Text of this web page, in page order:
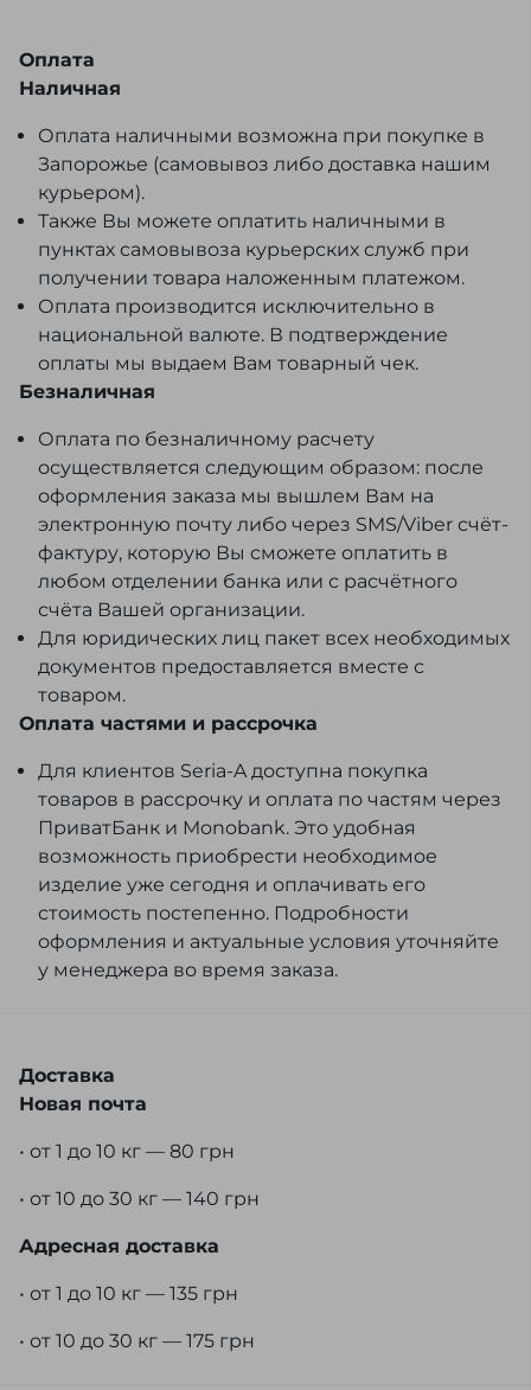
Оплата
Наличная
Оплата наличными возможна при покупке в
Запорожье (самовывоз либо доставка нашим
курьером).
Также Вы можете оплатить наличными в
пунктах самовывоза курьерских служб при
получении товара наложенным платежом.
Оплата производится исключительно в
национальной валюте. В подтверждение
оплаты мы выдаем Вам товарный чек.
Безналичная
Оплата по безналичному расчету
осуществляется следующим образом: после
оформления заказа мы вышлем Вам на
электронную почту либо через SMS/Viber счёт-
фактуру, которую Вы сможете оплатить в
любом отделении банка или с расчётного
счёта Вашей организации.
Для юридических лиц пакет всех необходимых
документов предоставляется вместе с
товаром.
Оплата частями и рассрочка
Для клиентов Seria-A доступна покупка
товаров в рассрочку и оплата по частям через
ПриватБанк и Monobank. Это удобная
возможность приобрести необходимое
изделие уже сегодня и оплачивать его
стоимость постепенно. Подробности
оформления и актуальные условия уточняйте
у менеджера во время заказа.
Доставка
Новая почта
• от 1 до 10 кг — 80 грн
• от 10 до 30 кг — 140 грн
Адресная доставка
• от 1 до 10 кг — 135 грн
• от 10 до 30 кг — 175 грн